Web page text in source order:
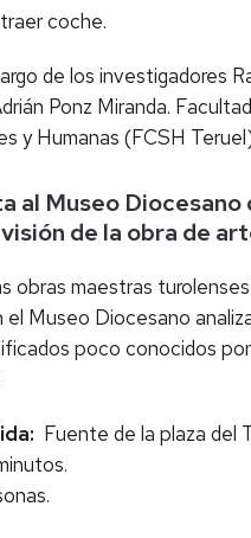
coche.
de los investigadores
Ponz Miranda.
y Humanas (FCSH
al Museo Diocesano
de la obra de
obras maestras turolenses
el Museo Diocesano
poco conocidos
Fuente de la plaza del